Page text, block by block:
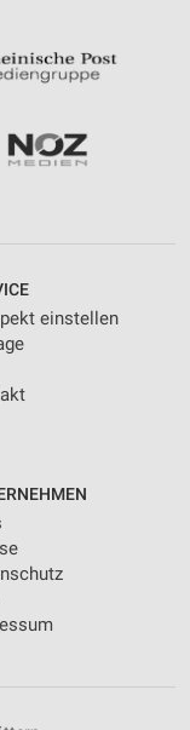
einstellen